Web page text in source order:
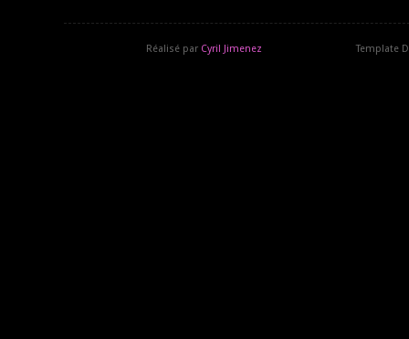
Réalisé par Cyril Jimenez Template